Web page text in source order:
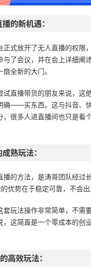
的新机遇：
正式放开了无人直播的权限
与了会议，并在会上详细阐
全新的大门。
试直播带货的朋友来说，这
确——买东西。这与抖音、
，很多人进直播间也只是看
熟玩法：
播的方法，是涛哥团队经过
优势在于稳定可靠，不会
套玩法操作非常简单，不需
，这简直是一个零成本的创
高效玩法：